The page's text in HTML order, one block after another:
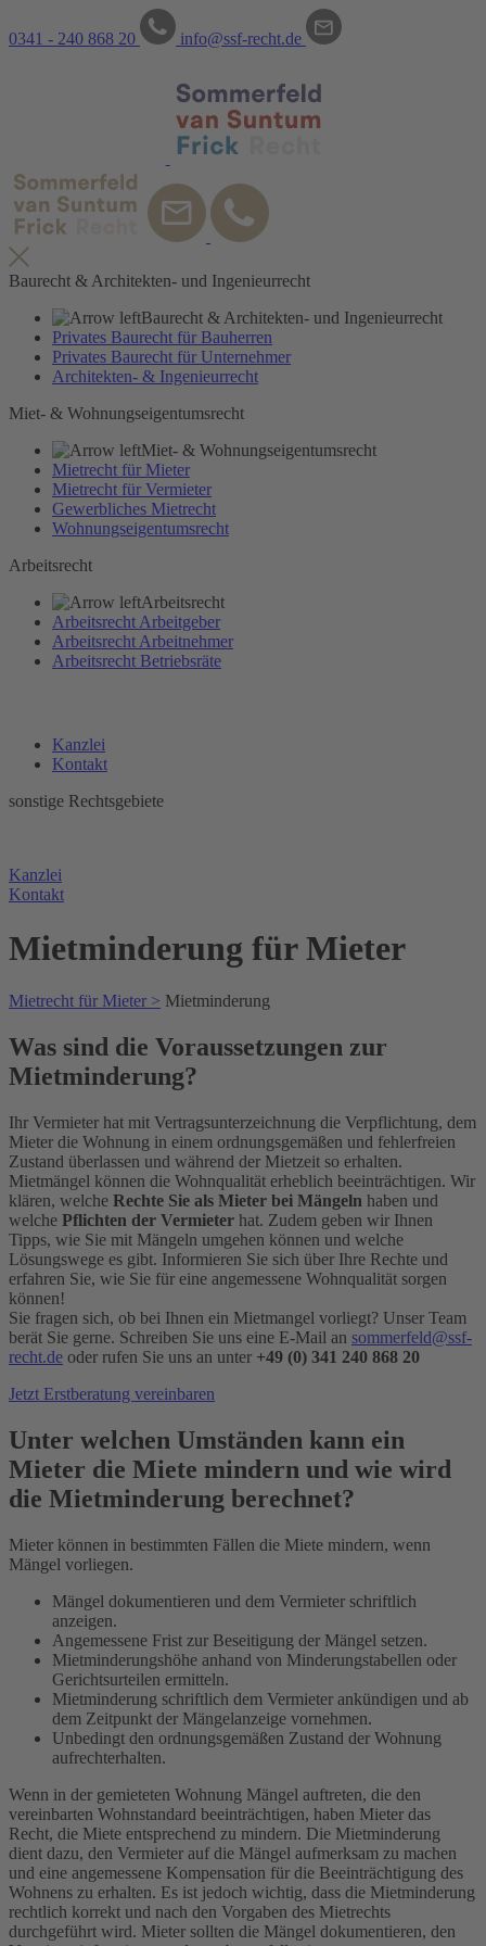
0341 - 240 868 20 info@ssf-recht.de
Baurecht & Architekten- und Ingenieurrecht
Baurecht & Architekten- und Ingenieurrecht
Privates Baurecht für Bauherren
Privates Baurecht für Unternehmer
Architekten- & Ingenieurrecht
Miet- & Wohnungseigentumsrecht
Miet- & Wohnungseigentumsrecht
Mietrecht für Mieter
Mietrecht für Vermieter
Gewerbliches Mietrecht
Wohnungseigentumsrecht
Arbeitsrecht
Arbeitsrecht
Arbeitsrecht Arbeitgeber
Arbeitsrecht Arbeitnehmer
Arbeitsrecht Betriebsräte
Kanzlei
Kontakt
sonstige Rechtsgebiete
Kanzlei
Kontakt
Mietminderung für Mieter
Mietrecht für Mieter > Mietminderung
Was sind die Voraussetzungen zur
Mietminderung?
Ihr Vermieter hat mit Vertragsunterzeichnung die Verpflichtung, dem
Mieter die Wohnung in einem ordnungsgemäßen und fehlerfreien
Zustand überlassen und während der Mietzeit so erhalten.
Mietmängel können die Wohnqualität erheblich beeinträchtigen. Wir
klären, welche Rechte Sie als Mieter bei Mängeln haben und
welche Pflichten der Vermieter hat. Zudem geben wir Ihnen
Tipps, wie Sie mit Mängeln umgehen können und welche
Lösungswege es gibt. Informieren Sie sich über Ihre Rechte und
erfahren Sie, wie Sie für eine angemessene Wohnqualität sorgen
können!
Sie fragen sich, ob bei Ihnen ein Mietmangel vorliegt? Unser Team
berät Sie gerne. Schreiben Sie uns eine E-Mail an sommerfeld@ssf-
recht.de oder rufen Sie uns an unter +49 (0) 341 240 868 20
Jetzt Erstberatung vereinbaren
Unter welchen Umständen kann ein
Mieter die Miete mindern und wie wird
die Mietminderung berechnet?
Mieter können in bestimmten Fällen die Miete mindern, wenn
Mängel vorliegen.
Mängel dokumentieren und dem Vermieter schriftlich
anzeigen.
Angemessene Frist zur Beseitigung der Mängel setzen.
Mietminderungshöhe anhand von Minderungstabellen oder
Gerichtsurteilen ermitteln.
Mietminderung schriftlich dem Vermieter ankündigen und ab
dem Zeitpunkt der Mängelanzeige vornehmen.
Unbedingt den ordnungsgemäßen Zustand der Wohnung
aufrechterhalten.
Wenn in der gemieteten Wohnung Mängel auftreten, die den
vereinbarten Wohnstandard beeinträchtigen, haben Mieter das
Recht, die Miete entsprechend zu mindern. Die Mietminderung
dient dazu, den Vermieter auf die Mängel aufmerksam zu machen
und eine angemessene Kompensation für die Beeinträchtigung des
Wohnens zu erhalten. Es ist jedoch wichtig, dass die Mietminderung
rechtlich korrekt und nach den Vorgaben des Mietrechts
durchgeführt wird. Mieter sollten die Mängel dokumentieren, den